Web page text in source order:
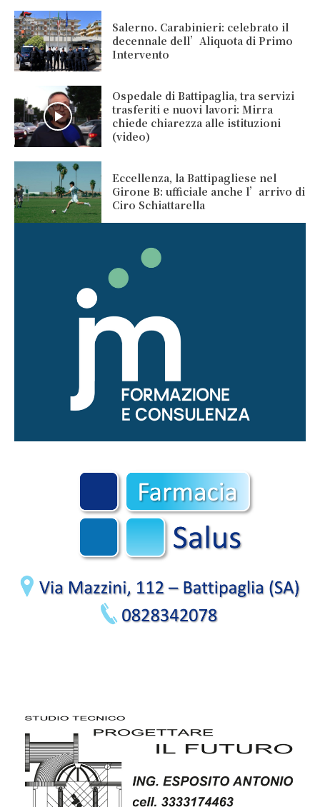
Salerno. Carabinieri: celebrato il
decennale dell’Aliquota di Primo
Intervento
Ospedale di Battipaglia, tra servizi
trasferiti e nuovi lavori: Mirra
chiede chiarezza alle istituzioni
(video)
Eccellenza, la Battipagliese nel
Girone B: ufficiale anche l’arrivo di
Ciro Schiattarella